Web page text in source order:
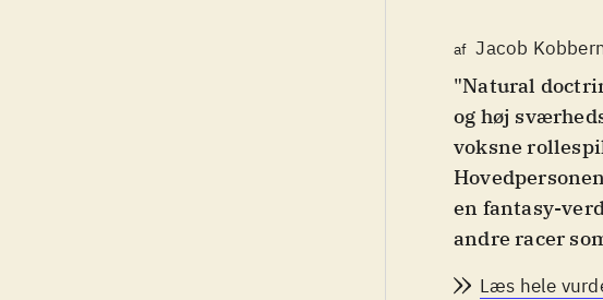
af Jacob
"Natural
og høj
voksne
en fantasy-
andre racer
Læs hele